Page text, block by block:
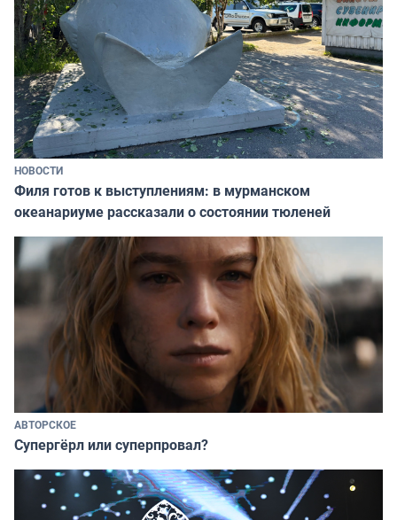
НОВОСТИ
Филя готов к выступлениям: в мурманском
океанариуме рассказали о состоянии тюленей
АВТОРСКОЕ
Супергёрл или суперпровал?